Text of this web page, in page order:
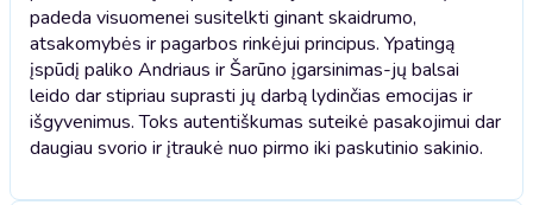
padeda visuomenei susitelkti ginant skaidrumo,
atsakomybės ir pagarbos rinkėjui principus. Ypatingą
įspūdį paliko Andriaus ir Šarūno įgarsinimas-jų balsai
leido dar stipriau suprasti jų darbą lydinčias emocijas ir
išgyvenimus. Toks autentiškumas suteikė pasakojimui dar
daugiau svorio ir įtraukė nuo pirmo iki paskutinio sakinio.